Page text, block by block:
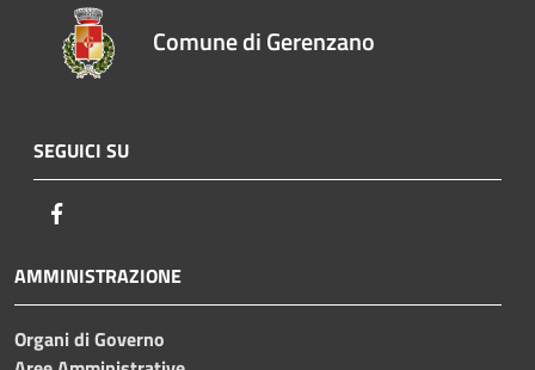
Comune di Gerenzano
SEGUICI SU
AMMINISTRAZIONE
Organi di Governo